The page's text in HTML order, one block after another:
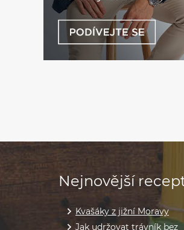
Nejnovější
Kvašáky z jižní Moravy
Jak udržovat trávník bez